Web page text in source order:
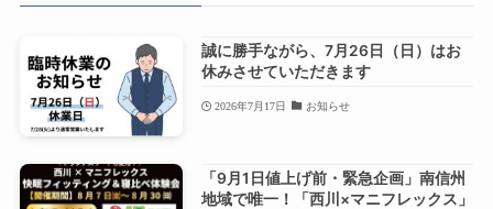
誠に勝手ながら、7月26日（日）はお
休みさせていただきます
2026年7月17日 お知らせ
「9月1日値上げ前・緊急企画」南信州
地域で唯一！「西川×マニフレックス」